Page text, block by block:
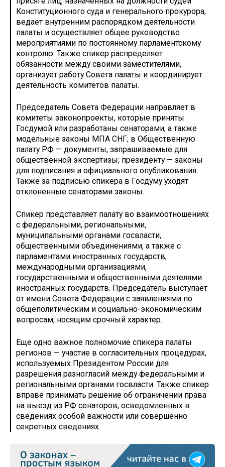
Конституционного суда и генерального прокурора,
ведает внутренним распорядком деятельности
палаты и осуществляет общее руководство
мероприятиями по постоянному парламентскому
контролю. Также спикер распределяет
обязанности между своими заместителями,
организует работу Совета палаты и координирует
деятельность комитетов палаты.
Председатель Совета Федерации направляет в
комитеты законопроекты, которые приняты
Госдумой или разработаны сенаторами, а также
модельные законы МПА СНГ; в Общественную
палату РФ — документы, запрашиваемые для
общественной экспертизы; президенту — законы
для подписания и официального опубликования.
Также за подписью спикера в Госдуму уходят
отклоненные сенаторами законы.
Спикер представляет палату во взаимоотношениях
с федеральными, региональными,
муниципальными органами госвласти,
общественными объединениями, а также с
парламентами иностранных государств,
международными организациями,
государственными и общественными деятелями
иностранных государств. Председатель выступает
от имени Совета Федерации с заявлениями по
общеполитическим и социально-экономическим
вопросам, носящим срочный характер.
Еще одно важное полномочие спикера палаты
регионов — участие в согласительных процедурах,
используемых Президентом России для
разрешения разногласий между федеральными и
региональными органами госвласти. Также спикер
вправе принимать решение об ограничении права
на выезд из РФ сенаторов, осведомленных в
сведениях особой важности или совершенно
секретных сведениях.